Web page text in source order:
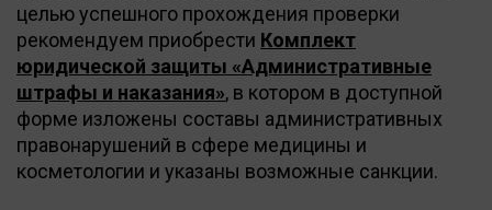
целью успешного прохождения проверки
рекомендуем приобрести Комплект
юридической защиты «Административные
штрафы и наказания», в котором в доступной
форме изложены составы административных
правонарушений в сфере медицины и
косметологии и указаны возможные санкции.